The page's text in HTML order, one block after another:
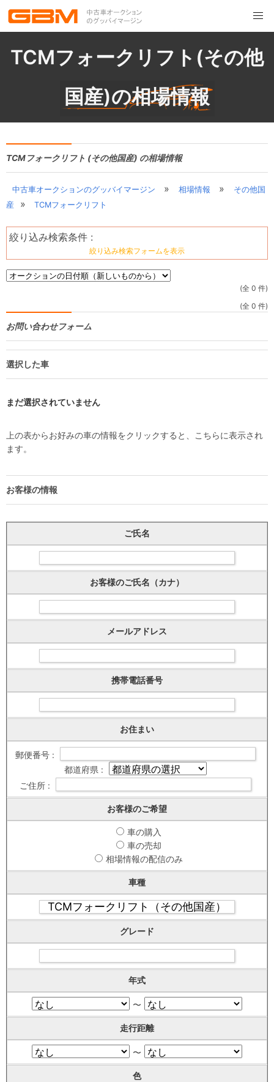
TCMフォークリフト(その他
国産)の相場情報
TCMフォークリフト (その他国産) の相場情報
中古車オークションのグッバイマージン » 相場情報 »
その他国
産
» TCMフォークリフト
絞り込み検索条件 :
絞り込み検索フォームを表示
(全 0 件)
(全 0 件)
お問い合わせフォーム
選択した車
まだ選択されていません
上の表からお好みの車の情報をクリックすると、こちらに表示され
ます。
お客様の情報
ご氏名
お客様のご氏名（カナ）
メールアドレス
携帯電話番号
お住まい
郵便番号 :
都道府県 :
ご住所 :
お客様のご希望
車の購入
車の売却
相場情報の配信のみ
車種
グレード
年式
〜
走行距離
〜
色